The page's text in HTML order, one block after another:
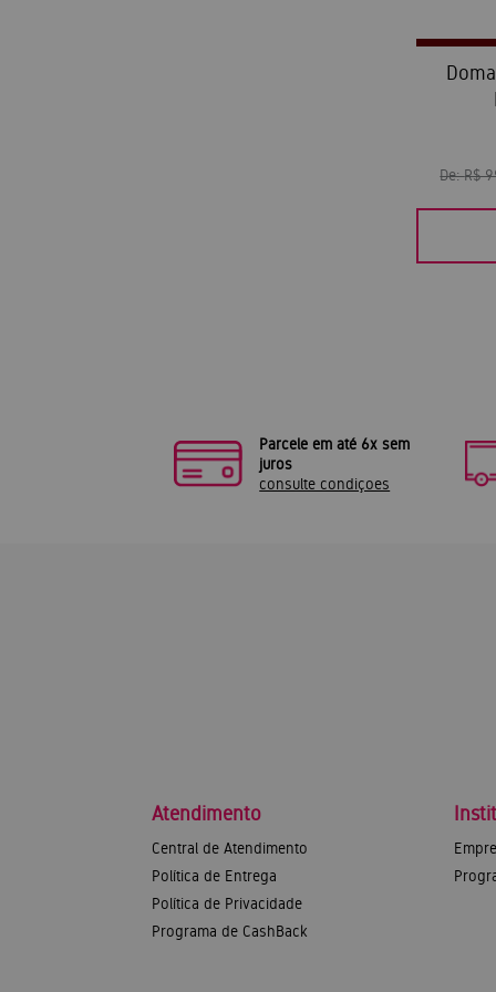
De:R$
Parcele em até 6x sem
juros
consulte condiçoes
Atendimento
Central de Atendimento
Política de Entrega
Política de Privacidade
Programa de CashBack